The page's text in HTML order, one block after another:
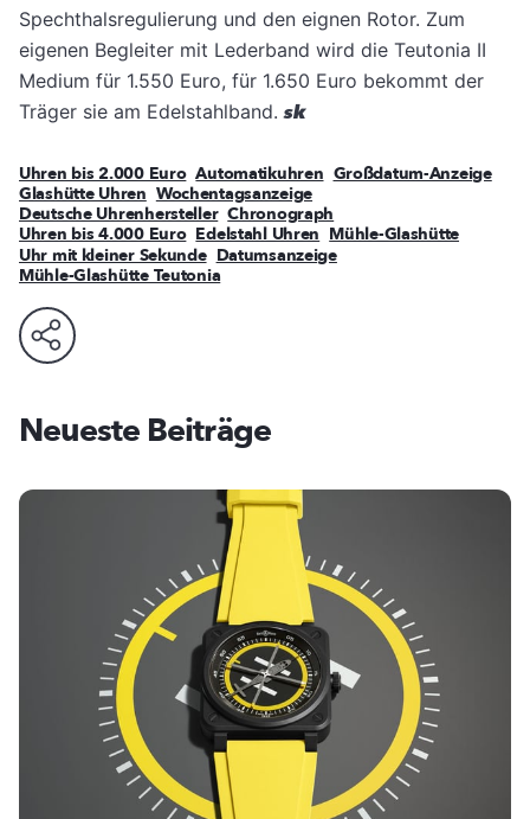
Spechthalsregulierung und den eignen Rotor. Zum
eigenen Begleiter mit Lederband wird die Teutonia II
Medium für 1.550 Euro, für 1.650 Euro bekommt der
Träger sie am Edelstahlband.sk
Uhren bis 2.000 Euro Automatikuhren Großdatum-Anzeige
Glashütte Uhren Wochentagsanzeige
Deutsche Uhrenhersteller Chronograph
Uhren bis 4.000 Euro Edelstahl Uhren Mühle-Glashütte
Uhr mit kleiner Sekunde Datumsanzeige
Mühle-Glashütte Teutonia
Neueste Beiträge